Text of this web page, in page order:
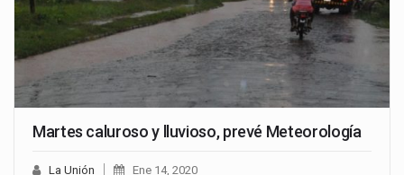
Martes caluroso y lluvioso, prevé Meteorología
La Unión Ene 14, 2020